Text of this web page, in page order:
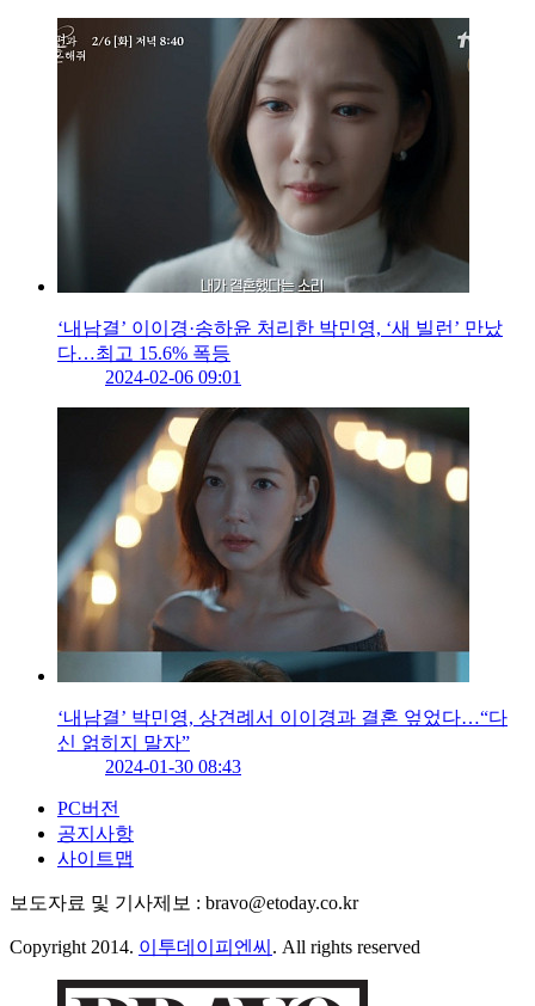
‘내남결’ 이이경·송하윤 처리한 박민영, ‘새 빌런’ 만났
다…최고 15.6% 폭등
2024-02-06 09:01
‘내남결’ 박민영, 상견례서 이이경과 결혼 엎었다…“다
신 얽히지 말자”
2024-01-30 08:43
PC버전
공지사항
사이트맵
보도자료 및 기사제보 : bravo@etoday.co.kr
Copyright 2014. 이투데이피엔씨 . All rights reserved